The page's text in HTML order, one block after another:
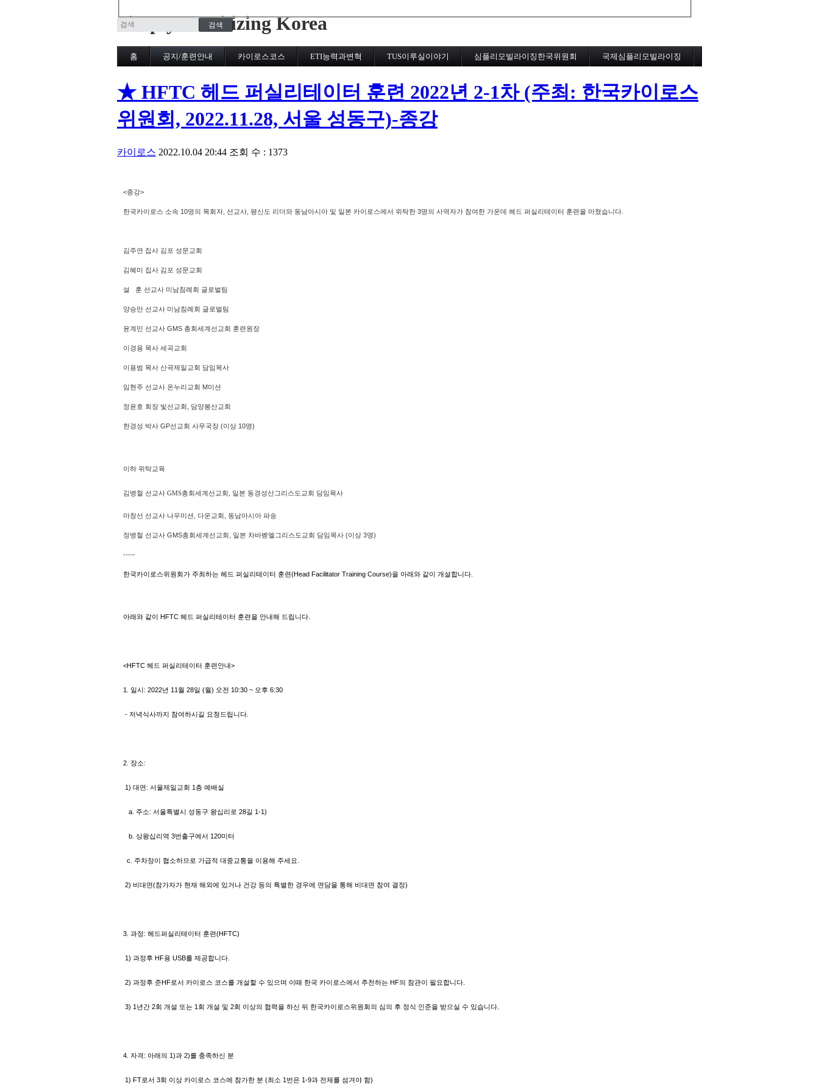
Simply Mobilizing Korea
홈 공지/훈련안내 카이로스코스 ETI능력과변혁 TUS이루실이야기 심플리모빌라이징한국위원회 국제심플리모빌라이징
★ HFTC 헤드 퍼실리테이터 훈련 2022년 2-1차 (주최: 한국카이로스
위원회, 2022.11.28, 서울 성동구)-종강
카이로스 2022.10.04 20:44 조회 수 : 1373
<종강>
한국카이로스 소속 10명의 목회자, 선교사, 평신도 리더와 동남아시아 및 일본 카이로스에서 위탁한 3명의 사역자가 참여한 가운데 헤드 퍼실리테이터 훈련을 마쳤습니다.
김주연 집사 김포 성문교회
김혜미 집사 김포 성문교회
설 훈 선교사 미남침례회 글로벌팀
양승만 선교사 미남침례회 글로벌팀
윤계민 선교사 GMS 총회세계선교회 훈련원장
이경용 목사 세곡교회
이용범 목사 산곡제일교회 담임목사
임현주 선교사 온누리교회 M미션
정윤호 회장 빛선교회, 담양봉산교회
한경성 박사 GP선교회 사무국장 (이상 10명)
이하 위탁교육
김병철 선교사 GMS총회세계선교회, 일본 동경성산그리스도교회 담임목사
마창선 선교사 나우미션, 다운교회, 동남아시아 파송
정병철 선교사 GMS총회세계선교회, 일본 차바벧엘그리스도교회 담임목사 (이상 3명)
-----
한국카이로스위원회가 주최하는 헤드 퍼실리테이터 훈련(Head Facilitator Training Course)을 아래와 같이 개설합니다.
아래와 같이 HFTC 헤드 퍼실리테이터 훈련을 안내해 드립니다.
<HFTC 헤드 퍼실리테이터 훈련안내>
1. 일시: 2022년 11월 28일 (월) 오전 10:30 ~ 오후 6:30
- 저녁식사까지 참여하시길 요청드립니다.
2. 장소:
1) 대면: 서울제일교회 1층 예배실
a. 주소: 서울특별시 성동구 왕십리로 28길 1-1)
b. 상왕십리역 3번출구에서 120미터
c. 주차장이 협소하므로 가급적 대중교통을 이용해 주세요.
2) 비대면(참가자가 현재 해외에 있거나 건강 등의 특별한 경우에 면담을 통해 비대면 참여 결정)
3. 과정: 헤드퍼실리테이터 훈련(HFTC)
1) 과정후 HF용 USB를 제공합니다.
2) 과정후 준HF로서 카이로스 코스를 개설할 수 있으며 이때 한국 카이로스에서 추천하는 HF의 참관이 필요합니다.
3) 1년간 2회 개설 또는 1회 개설 및 2회 이상의 협력을 하신 뒤 한국카이로스위원회의 심의 후 정식 인준을 받으실 수 있습니다.
4. 자격: 아래의 1)과 2)를 충족하신 분
1) FT로서 3회 이상 카이로스 코스에 참가한 분 (최소 1번은 1-9과 전체를 섬겨야 함)